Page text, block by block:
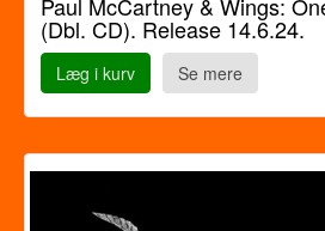
Paul McCartney & Wings:
(Dbl. CD). Release 14.6.24.
Læg i kurv Se mere